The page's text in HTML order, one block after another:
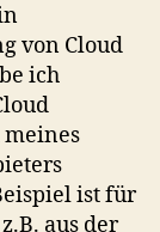
von Cloud
ich
ist für
aus der